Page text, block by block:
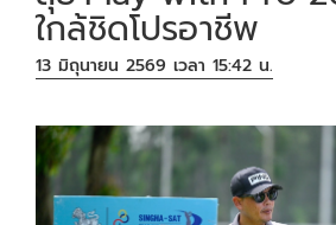
ใกล้ชิดโปรอาชีพ
13 มิถุนายน 2569 เวลา 15:42 น.